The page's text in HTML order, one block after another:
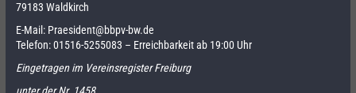
79183 Waldkirch
E-Mail: Praesident@bbpv-bw.de
Telefon:01516-5255083 – Erreichbarkeit ab 19:00 Uhr
Eingetragen im Vereinsregister Freiburg